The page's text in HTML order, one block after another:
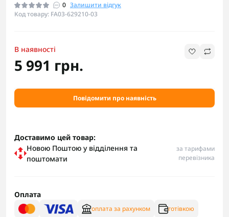
0 Залишити відгук
Код товару: FA03-629210-03
В наявності
5 991 грн.
Повідомити про наявність
Доставимо цей товар:
Новою Поштою у відділення та
поштомати
за тарифами
перевізника
Оплата
оплата за рахунком готівкою